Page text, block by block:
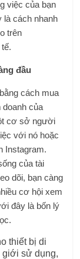
việc của bạn
là cách nhanh
trên
đầu
cách mua
của
cơ sở người
với nó hoặc
Instagram.
của tài
dõi, bạn càng
cơ hội xem
đây là bốn lý
thiết bị di
giới sử dụng,